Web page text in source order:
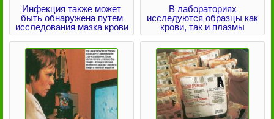
Инфекция также может
быть обнаружена путем
исследования мазка крови
В лабораториях
исследуются образцы как
крови, так и плазмы